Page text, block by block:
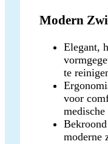
Modern
Elegant,
te
voor
moderne